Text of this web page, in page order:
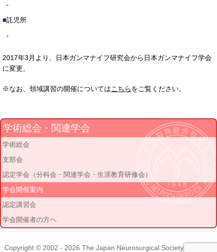
-
託児所
-
2017年3月より、日本ガンマナイフ研究会から日本ガンマナイフ学会
に変更。
※なお、領域講習の開催についてはこちらをご覧ください。
学術総会・関連学会
学術総会
支部会
認定学会（分科会・関連学会・生涯教育研修会）
学会開催案内
認定講習会
学会開催者の方へ
Copyright © 2002 - 2026 The Japan Neurosurgical Society. All rights